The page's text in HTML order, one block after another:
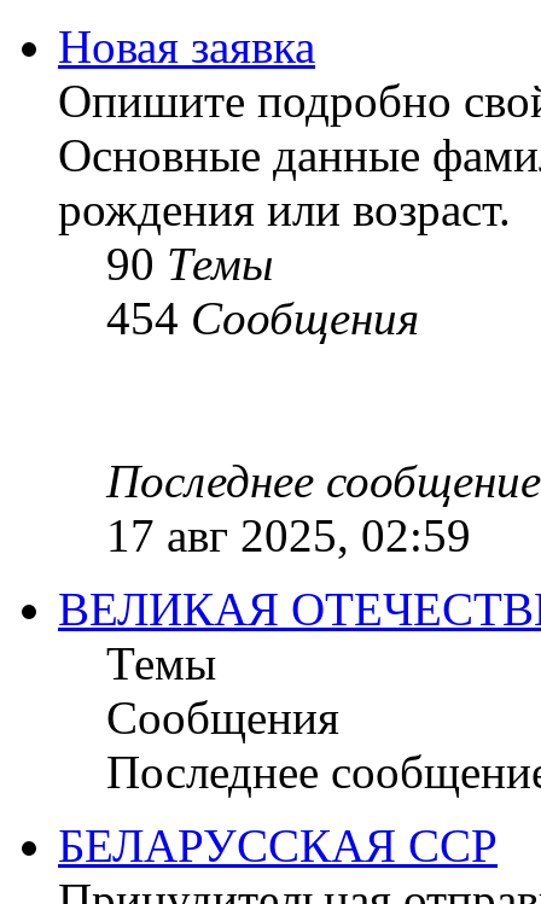
Новая заявка
Опишите подробно
Основные данные
рождения или возраст.
90 Темы
454 Сообщения
Последнее сообщение
17 авг 2025, 02:59
ВЕЛИКАЯ
Темы
Сообщения
Последнее
БЕЛАРУССКАЯ ССР